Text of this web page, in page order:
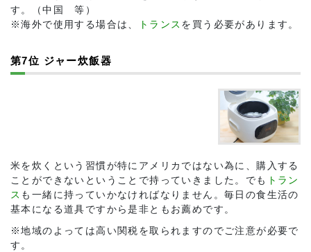
す。（中国 等）
※海外で使用する場合は、
トランス を買う必要があります。
第7位 ジャー炊飯器
米を炊くという習慣が特にアメリカではない為に、購入する
ことができないということで持っていきました。でも トラン
ス も一緒に持っていかなければなりません。毎日の食生活の
基本になる道具ですから是非ともお薦めです。
※地域のよっては高い関税を取られますのでご注意が必要で
す。